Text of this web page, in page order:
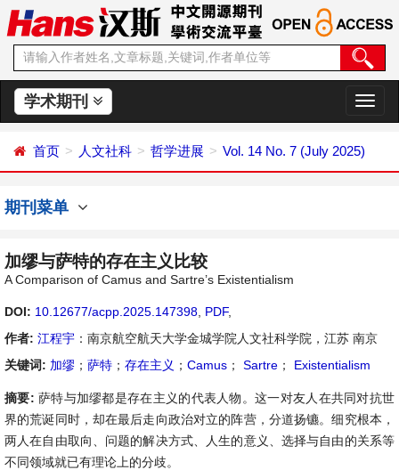
学术期刊
切
换
首页 人文社科 哲学进展 Vol. 14 No. 7 (July 2025)
期刊菜单
加缪与萨特的存在主义比较
A Comparison of Camus and Sartre’s Existentialism
DOI: 10.12677/acpp.2025.147398 PDF,
作者: 江程宇 ：南京航空航天大学金城学院人文社科学院，江苏 南京
关键词: 加缪 ； 萨特 ； 存在主义 ； Camus ； Sartre ； Existentialism
摘要: 萨特与加缪都是存在主义的代表人物。这一对友人在共同对抗世
界的荒诞同时，却在最后走向政治对立的阵营，分道扬镳。细究根本，
两人在自由取向、问题的解决方式、人生的意义、选择与自由的关系等
不同领域就已有理论上的分歧。